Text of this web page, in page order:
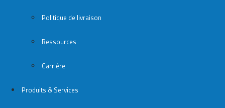
Politique de livraison
Ressources
Carrière
Produits & Services